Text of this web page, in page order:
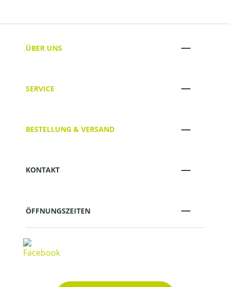
ÜBER UNS
SERVICE
BESTELLUNG & VERSAND
KONTAKT
ÖFFNUNGSZEITEN